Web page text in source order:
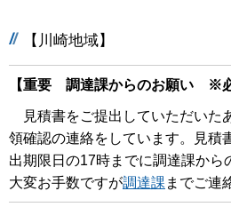
【川崎地域】
【重要 調達課からのお願い ※必
見積書をご提出していただいた
領確認の連絡をしています。見積
出期限日の17時までに調達課から
大変お手数ですが調達課 までご連